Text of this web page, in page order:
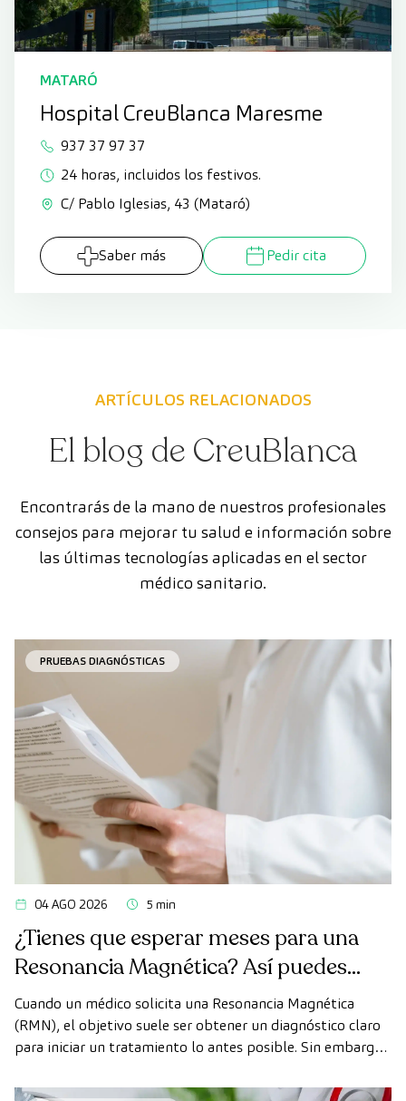
MATARÓ
Hospital CreuBlanca Maresme
937 37 97 37
24 horas, incluidos los festivos.
C/ Pablo Iglesias, 43 (Mataró)
Saber más Pedir cita
ARTÍCULOS RELACIONADOS
El blog de CreuBlanca
Encontrarás de la mano de nuestros profesionales
consejos para mejorar tu salud e información sobre
las últimas tecnologías aplicadas en el sector
médico sanitario.
PRUEBAS DIAGNÓSTICAS
04 AGO 2026 5 min
¿Tienes que esperar meses para una
Resonancia Magnética? Así puedes
realizarte la prueba de forma rápida
como paciente privado
Cuando un médico solicita una Resonancia Magnética
(RMN), el objetivo suele ser obtener un diagnóstico claro
para iniciar un tratamiento lo antes posible. Sin embargo,
pueden demorarse más de lo deseado.